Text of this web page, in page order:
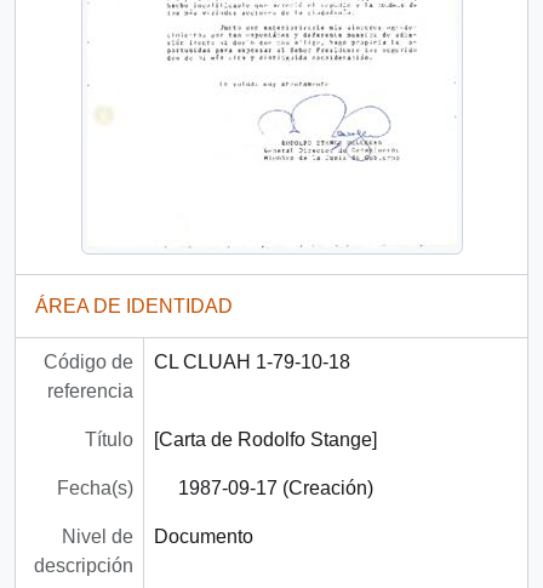
ÁREA DE IDENTIDAD
Código de
referencia
CL CLUAH 1-79-10-18
Título [Carta de Rodolfo Stange]
Fecha(s) 1987-09-17 (Creación)
Nivel de
descripción
Documento